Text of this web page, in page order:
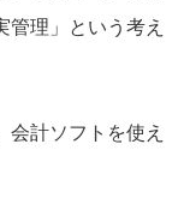
管理」という考え
計ソフトを使え